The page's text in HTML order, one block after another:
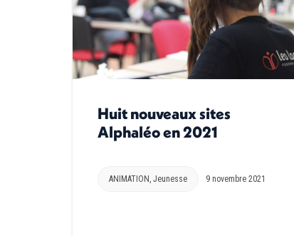
Huit nouveaux sites
Alphaléo en 2021
ANIMATION , Jeunesse 9 novembre 2021